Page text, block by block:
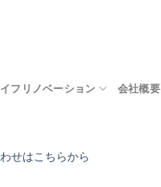
フリノベーション 会社概要
せはこちらから